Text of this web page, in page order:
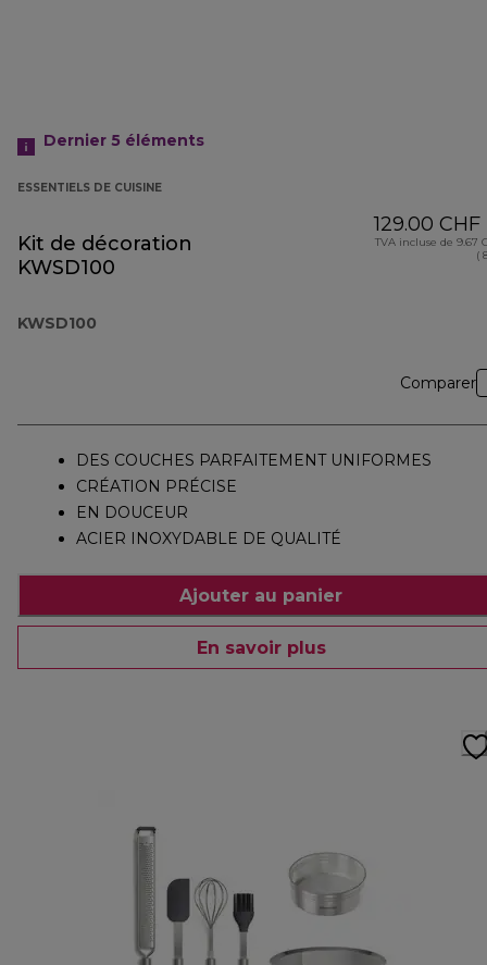
Dernier 5 éléments
ESSENTIELS DE CUISINE
Kit de décoration
KWSD100
KWSD100
129.00 CHF
TVA incluse de 9.67
(
Comparer
DES COUCHES PARFAITEMENT UNIFORMES
CRÉATION PRÉCISE
EN DOUCEUR
ACIER INOXYDABLE DE QUALITÉ
Ajouter au panier
En savoir plus